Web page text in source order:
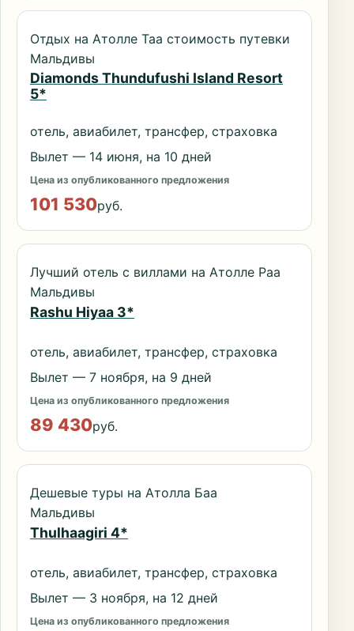
Отдых на Атолле Таа стоимость путевки
Мальдивы
Diamonds Thundufushi Island Resort
5*
отель, авиабилет, трансфер, страховка
Вылет — 14 июня, на 10 дней
Цена из опубликованного предложения
101 530руб.
Лучший отель с виллами на Атолле Раа
Мальдивы
Rashu Hiyaa 3*
отель, авиабилет, трансфер, страховка
Вылет — 7 ноября, на 9 дней
Цена из опубликованного предложения
89 430руб.
Дешевые туры на Атолла Баа
Мальдивы
Thulhaagiri 4*
отель, авиабилет, трансфер, страховка
Вылет — 3 ноября, на 12 дней
Цена из опубликованного предложения